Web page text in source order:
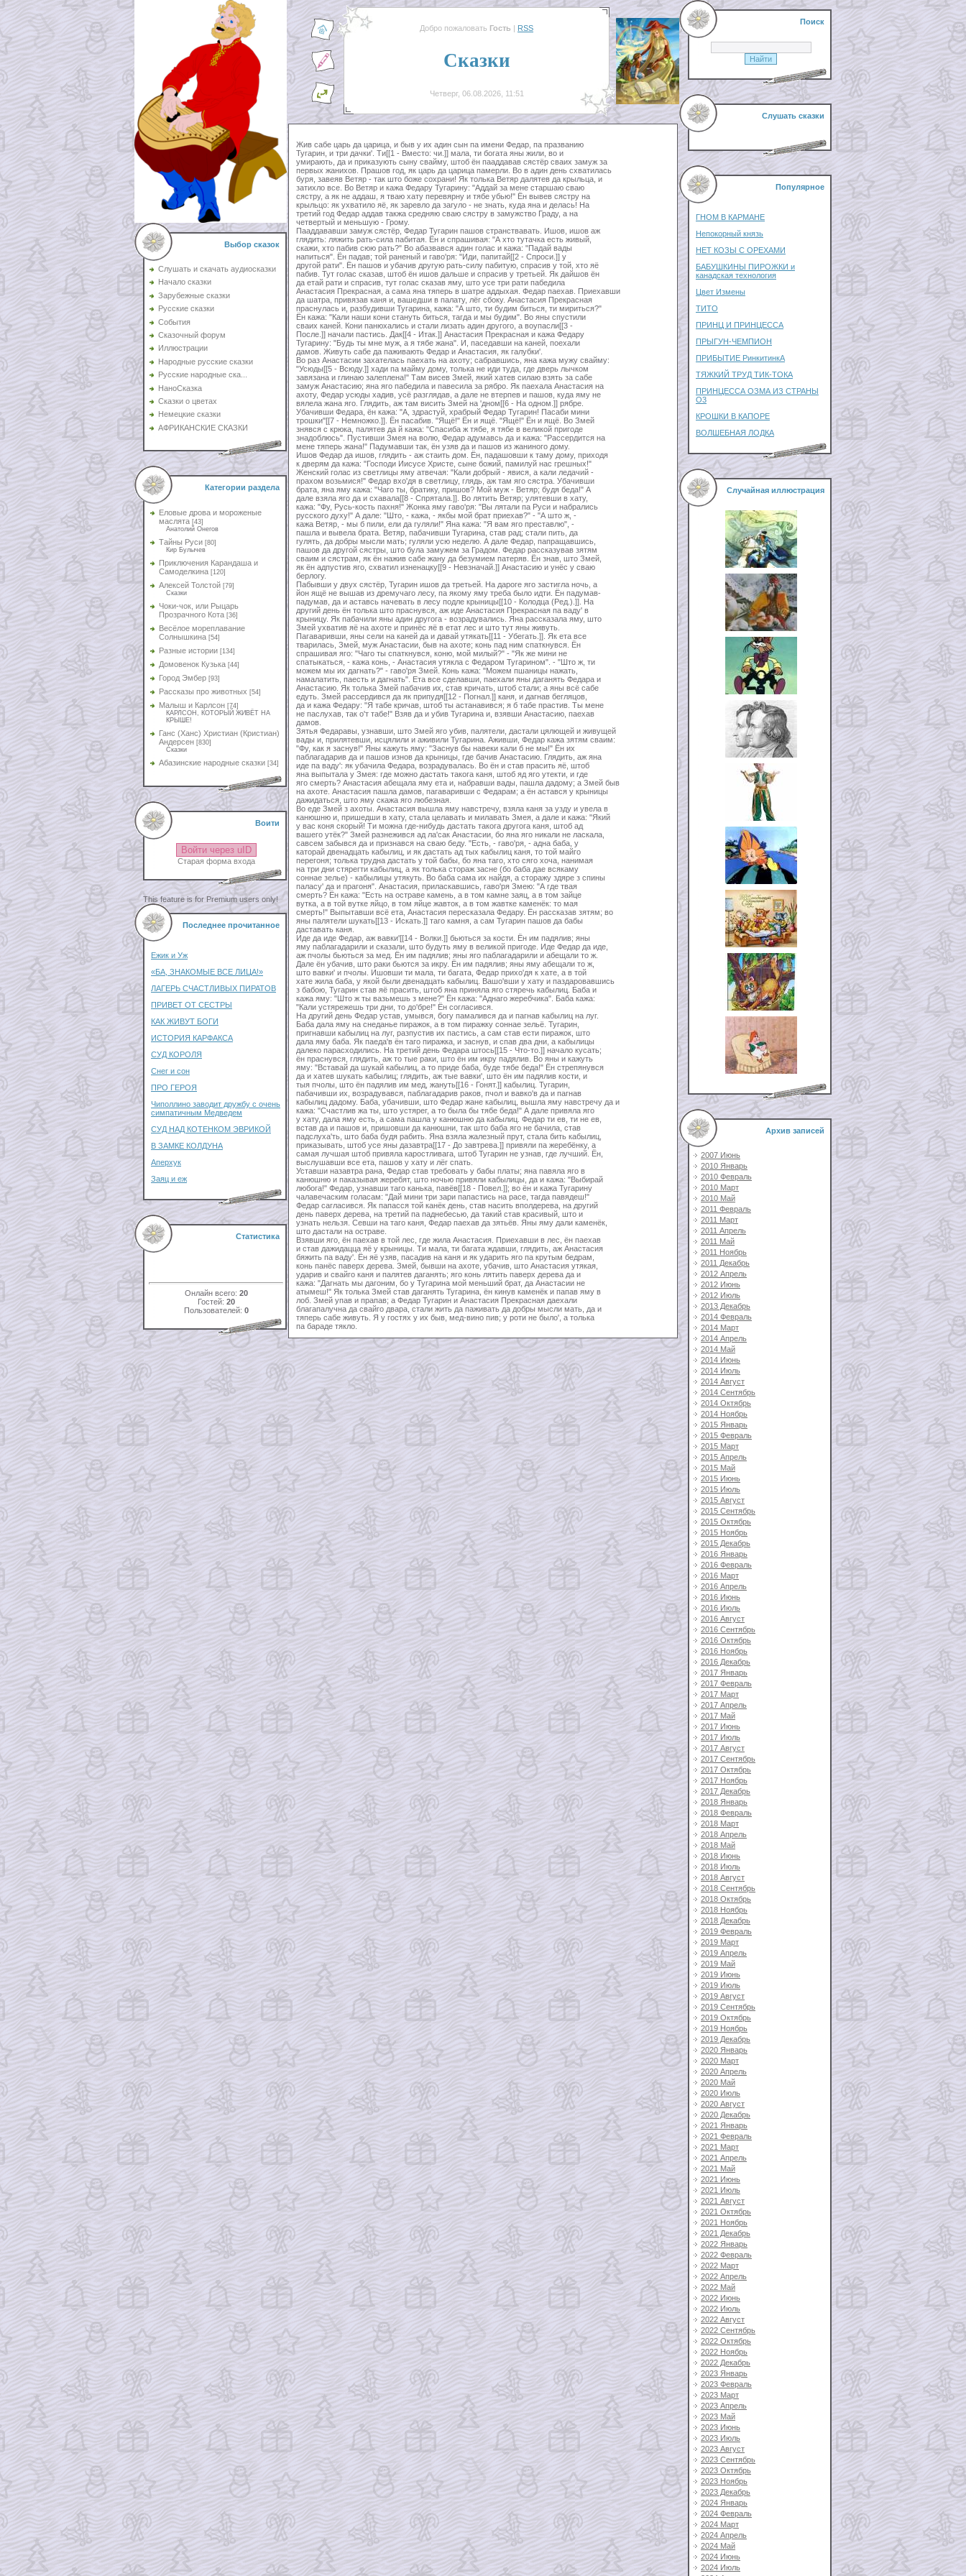
Выбор сказок
Слушать и скачать аудиосказки
Начало сказки
Зарубежные сказки
Русские сказки
События
Сказочный форум
Иллюстрации
Народные русские сказки
Русские народные ска...
НаноСказка
Сказки о цветах
Немецкие сказки
АФРИКАНСКИЕ СКАЗКИ
Категории раздела
Еловые дрова и мороженые
маслята [43]
Анатолий Онегов
Тайны Руси [80]
Кир Булычев
Приключения Карандаша и
Самоделкина [120]
Алексей Толстой [79]
Сказки
Чоки-чок, или Рыцарь
Прозрачного Кота [36]
Весёлое мореплавание
Солнышкина [54]
Разные истории [134]
Домовенок Кузька [44]
Город Эмбер [93]
Рассказы про животных [54]
Малыш и Карлсон [74]
КАРЛСОН, КОТОРЫЙ ЖИВЁТ НА
КРЫШЕ!
Ганс (Ханс) Христиан (Кристиан)
Андерсен [830]
Сказки
Абазинские народные сказки [34]
Воити
Войти через uID
Старая форма входа
This feature is for Premium users only!
Последнее прочитанное
Ежик и Уж
«БА, ЗНАКОМЫЕ ВСЕ ЛИЦА!»
ЛАГЕРЬ СЧАСТЛИВЫХ ПИРАТОВ
ПРИВЕТ ОТ СЕСТРЫ
КАК ЖИВУТ БОГИ
ИСТОРИЯ КАРФАКСА
СУД КОРОЛЯ
Снег и сон
ПРО ГЕРОЯ
Чиполлино заводит дружбу с очень
симпатичным Медведем
СУД НАД КОТЕНКОМ ЭВРИКОЙ
В ЗАМКЕ КОЛДУНА
Аперхук
Заяц и еж
Статистика
Онлайн всего: 20
Гостей: 20
Пользователей: 0
Добро пожаловать Гость | RSS
Сказки
Четверг, 06.08.2026, 11:51
Жив сабе царь да царица, и быв у их адин сын па имени Федар, па празванию
Тугарин, и три дачки'. Ти[[1 - Вместо: чи.]] мала, ти богата яны жили, во и
умирають, да и приказують сыну свайму, штоб ён пааддавав сястёр сваих замуж за
первых жанихов. Прашов год, як царь да царица памерли. Во в адин день схватилась
буря, завеяв Ветяр - так што боже сохрани! Як толька Ветяр далятев да крыльца, и
затихло все. Во Ветяр и кажа Федару Тугарину: "Аддай за мене старшаю сваю
сястру, а як не аддаш, я тваю хату перевярну и тябе убью!" Ён вывев сястру на
крыльцо: як ухватило яё, як заревло да загуло - не знать, куда яна и делась! На
третий год Федар аддав такжа средняю сваю сястру в замужство Граду, а на
четвертый и меньшую - Грому.
Пааддававши замуж сястёр, Федар Тугарин пашов странствавать. Ишов, ишов аж
глядить: ляжить рать-сила пабитая. Ён и спрашивая: "А хто тутачка есть живый,
скажи, хто пабив сюю рать?" Во абазвався адин голас и кажа: "Падай вады
напиться". Ён падав; той раненый и гаво'ря: "Иди, папитай[[2 - Спроси.]] у
другой рати". Ён пашов и убачив другую рать-силу пабитую, спрасив у той, хто яё
пабив. Тут голас сказав, штоб ён ишов дальше и спрасив у третьей. Як дайшов ён
да етай рати и спрасив, тут голас сказав яму, што усе три рати пабедила
Анастасия Прекрасная, а сама яна тяперь в шатре аддыхая. Федар паехав. Приехавши
да шатра, привязав каня и, вашедши в палату, лёг сбоку. Анастасия Прекрасная
праснулась и, разбудивши Тугарина, кажа: "А што, ти будим биться, ти мириться?"
Ён кажа: "Кали наши кони стануть биться, тагда и мы будим". Во яны спустили
сваих каней. Кони панюхались и стали лизать адин другого, а воупасли[[3 -
После.]] начали пастись. Дак[[4 - Итак.]] Анастасия Прекрасная и кажа Федару
Тугарину: "Будь ты мне муж, а я тябе жана". И, паседавши на каней, поехали
дамов. Живуть сабе да паживають Федар и Анастасия, як галубки'.
Во раз Анастасии захателась паехать на ахоту; сабравшись, яна кажа мужу свайму:
"Усюды[[5 - Всюду.]] хади па майму дому, толька не иди туда, где дверь лычком
завязана и глинаю залеплена!" Там висев Змей, який хатев силаю взять за сабе
замуж Анастасию; яна яго пабедила и павесила за рябро. Як паехала Анастасия на
ахоту, Федар усюды хадив, усё разглядав, а дале не втерпев и пашов, куда яму не
вялела жана яго. Глядить, аж там висить Змей на 'дном[[6 - На одном.]] рябре.
Убачивши Федара, ён кажа: "А, здрастуй, храбрый Федар Тугарин! Пасаби мини
трошки"[[7 - Немножко.]]. Ён пасабив. "Ящё!" Ён и ящё. "Ящё!" Ён и ящё. Во Змей
знявся с крюка, палятев да й кажа: "Спасиба ж тябе, я тябе в великой пригоде
знадоблюсь". Пустивши Змея на волю, Федар адумавсь да и кажа: "Рассердится на
мене тяперь жана!" Падумавши так, ён узяв да и пашов из жаниного дому.
Ишов Федар да ишов, глядить - аж стаить дом. Ён, падашовши к таму дому, приходя
к дверям да кажа: "Господи Иисусе Христе, сыне божий, памилуй нас грешных!"
Женский голас из светлицы яму атвечая: "Кали добрый - явися, а кали ледачий -
прахом возьмися!" Федар вхо'дя в светлицу, глядь, аж там яго сястра. Убачивши
брата, яна яму кажа: "Чаго ты, братику, пришов? Мой муж - Ветяр; будя беда!" А
дале взяла яго да и схавала[[8 - Спрятала.]]. Во лятить Ветяр; улятевши в хату,
кажа: "Фу, Русь-кость пахня!" Жонка яму гаво'ря: "Вы лятали па Руси и набрались
русского духу!" А дале: "Што, - кажа, - якбы мой брат приехав?" - "А што ж, -
кажа Ветяр, - мы б пили, ели да гуляли!" Яна кажа: "Я вам яго преставлю", -
пашла и вывела брата. Ветяр, пабачивши Тугарина, став рад; стали пить, да
гулять, да добры мысли мать; гуляли усю неделю. А дале Федар, папращавшись,
пашов да другой сястры, што була замужем за Градом. Федар рассказував зятям
сваим и сястрам, як ён нажив сабе жану да безумием патеряв. Ён знав, што Змей,
як ён адпустив яго, схватил изненацку[[9 - Невзначай.]] Анастасию и унёс у сваю
берлогу.
Пабывши у двух сястёр, Тугарин ишов да третьей. На дароге яго застигла ночь, а
йон ящё не вышав из дремучаго лесу, па якому яму треба было идти. Ён падумав-
падумав, да и аставсь начевать в лесу подле крыницы[[10 - Колодца (Ред.).]]. На
другий день ён толька што праснувся, аж иде Анастасия Прекрасная па ваду' в
крыницу. Як пабачили яны адин другога - возрадувались. Яна рассказала яму, што
Змей ухватив яё на ахоте и принёс яё в етат лес и што тут яны живуть.
Пагаваривши, яны сели на каней да и давай утякать[[11 - Убегать.]]. Як ета все
тварилась, Змей, муж Анастасии, быв на ахоте; конь пад ним спаткнувся. Ён
спрашивая яго: "Чаго ты спаткнувся, коню, мой милый?" - "Як же мини не
спатыкаться, - кажа конь, - Анастасия утякла с Федаром Тугарином". - "Што ж, ти
можем мы их дагнать?" - гаво'ря Змей. Конь кажа: "Можем пшаницы нажать,
намалатить, паесть и дагнать". Ета все сделавши, паехали яны даганять Федара и
Анастасию. Як толька Змей пабачив их, став кричать, штоб стали; а яны всё сабе
едуть. Змей рассердився да як припудя[[12 - Погнал.]] каня, и дагнав бегляцов,
да и кажа Федару: "Я табе кричав, штоб ты астанавився; я б табе прастив. Ты мене
не паслухав, так о'т табе!" Взяв да и убив Тугарина и, взявши Анастасию, паехав
дамов.
Зятья Федаравы, узнавши, што Змей яго убив, палятели, дастали цялющей и живущей
вады и, прилятевши, исцялили и аживили Тугарина. Аживши, Федар кажа зятям сваим:
"Фу, как я заснув!" Яны кажуть яму: "Заснув бы навеки кали б не мы!" Ён их
паблагадарив да и пашов изнов да крыницы, где бачив Анастасию. Глядить, аж яна
иде па ваду': як убачила Федара, возрадувалась. Во ён и став прасить яё, штоб
яна выпытала у Змея: где можно дастать такога каня, штоб яд яго утекти, и где
яго смерть? Анастасия абещала яму ета и, набравши вады, пашла дадому; а Змей быв
на ахоте. Анастасия пашла дамов, пагаваривши с Федарам; а ён астався у крыницы
дажидаться, што яму скажа яго любезная.
Во еде Змей з ахоты. Анастасия вышла яму навстречу, взяла каня за узду и увела в
канюшню и, пришедши в хату, стала целавать и милавать Змея, а дале и кажа: "Який
у вас коня скорый! Ти можна где-нибудь дастать такога другога каня, штоб ад
вашего утёк?" Змей разнежився ад ла'сак Анастасии, бо яна яго никали не ласкала,
савсем забывся да и признався на сваю беду. "Есть, - гаво'ря, - адна баба, у
каторай двенадцать кабылиц, и як дастать ад тых кабылиц каня, то той майго
перегоня; толька трудна дастать у той бабы, бо яна таго, хто сяго хоча, нанимая
на три дни стярегти кабылиц, а як толька стораж засне (бо баба дае всякаму
соннае зелье) - кабылицы утякуть. Во баба сама их найдя, а сторажу здяре з спины
паласу' да и прагоня". Анастасия, приласкавшись, гаво'ря Змею: "А где твая
смерть? Ён кажа: "Есть на остраве камень, а в том камне заяц, а в том зайце
вутка, а в той вутке яйцо, в том яйце жавток, а в том жавтке каменёк: то мая
смерть!" Выпытавши всё ета, Анастасия пересказала Федару. Ён рассказав зятям; во
яны палятели шукать[[13 - Искать.]] таго камня, а сам Тугарин пашов да бабы
даставать каня.
Иде да иде Федар, аж вавки'[[14 - Волки.]] бьються за кости. Ён им падялив; яны
яму паблагадарили и сказали, што будуть яму в великой пригоде. Иде Федар да иде,
аж пчолы бьються за мед. Ён им падялив; яны яго паблагадарили и абещали то ж.
Дале ён убачив, што раки бьются за икру. Ён им падялив; яны яму абещали то ж,
што вавки' и пчолы. Ишовши ти мала, ти багата, Федар прихо'дя к хате, а в той
хате жила баба, у якой были двенадцать кабылиц. Вашо'вши у хату и паздаровавшись
з бабою, Тугарин став яё прасить, штоб яна приняла яго стяречь кабылиц. Баба и
кажа яму: "Што ж ты вазьмешь з мене?" Ён кажа: "Аднаго жеребчика". Баба кажа:
"Кали устярежешь три дни, то до'бре!" Ён согласився.
На другий день Федар устав, умывся, богу памалився да и пагнав кабылиц на луг.
Баба дала яму на снеданье пиражок, а в том пиражку соннае зельё. Тугарин,
пригнавши кабылиц на луг, разпустив их пастись, а сам став ести пиражок, што
дала яму баба. Як паеда'в ён таго пиражка, и заснув, и спав два дни, а кабылицы
далеко парасходились. На третий день Федара штось[[15 - Что-то.]] начало кусать;
ён праснувся, глядить, аж то тые раки, што ён им икру падялив. Во яны и кажуть
яму: "Вставай да шукай кабылиц, а то приде баба, буде тябе беда!" Ён стрепянувся
да и хатев шукать кабылиц; глядить, аж тые вавки', што ён им падялив кости, и
тыя пчолы, што ён падялив им мед, жануть[[16 - Гонят.]] кабылиц. Тугарин,
пабачивши их, возрадувався, паблагадарив раков, пчол и вавко'в да и пагнав
кабылиц дадому. Баба, убачивши, што Федар жане кабылиц, вышла яму навстречу да и
кажа: "Счастлив жа ты, што устярег, а то была бы тябе беда!" А дале привяла яго
у хату, дала яму есть, а сама пашла у канюшню да кабылиц. Федар ти ев, ти не ев,
встав да и пашов и, пришовши да канюшни, так што баба яго не бачила, став
падслуха'ть, што баба будя рабить. Яна взяла жалезный прут, стала бить кабылиц,
приказывать, штоб усе яны дазавтра[[17 - До завтрева.]] привяли па жеребёнку, а
самая лучшая штоб привяла каростливага, штоб Тугарин не узнав, где лучший. Ён,
выслушавши все ета, пашов у хату и лёг спать.
Уставши назавтра рана, Федар став требовать у бабы платы; яна павяла яго в
канюшню и паказывая жеребят, што ночью привяли кабылицы, да и кажа: "Выбирай
любога!" Федар, узнавши таго канька, павёв[[18 - Повел.]]; во ён и кажа Тугарину
чалавечаским голасам: "Дай мини три зари папастись на расе, тагда павядеш!"
Федар сагласився. Як папасся той канёк день, став насить вполдерева, на другий
день паверх дерева, на третий па паднебесью, да такий став красивый, што и
узнать нельзя. Севши на таго каня, Федар паехав да зятьёв. Яны яму дали каменёк,
што дастали на остраве.
Взявши яго, ён паехав в той лес, где жила Анастасия. Приехавши в лес, ён паехав
и став дажидацца яё у крыницы. Ти мала, ти багата ждавши, глядить, аж Анастасия
бяжить па ваду'. Ён яё узяв, пасадив на каня и як ударить яго па крутым бедрам,
конь панёс паверх дерева. Змей, бывши на ахоте, убачив, што Анастасия утякая,
ударив и свайго каня и палятев даганять; яго конь лятить паверх дерева да и
кажа: "Дагнать мы дагоним, бо у Тугарина мой меньший брат, да Анастасии не
атымеш!" Як толька Змей став даганять Тугарина, ён кинув каменёк и папав яму в
лоб. Змей упав и прапав; а Федар Тугарин и Анастасия Прекрасная даехали
благапалучна да свайго двара, стали жить да паживать да добры мысли мать, да и
тяперь сабе живуть. Я у гостях у их быв, мед-вино пив; у роти не было', а толька
па бараде тякло.
Поиск
Слушать сказки
Популярное
ГНОМ В КАРМАНЕ
Непокорный князь
НЕТ КОЗЫ С ОРЕХАМИ
БАБУШКИНЫ ПИРОЖКИ и
канадская технология
Цвет Измены
ТИТО
ПРИНЦ И ПРИНЦЕССА
ПРЫГУН-ЧЕМПИОН
ПРИБЫТИЕ РинкитинкА
ТЯЖКИЙ ТРУД ТИК-ТОКА
ПРИНЦЕССА ОЗМА ИЗ СТРАНЫ
О3
КРОШКИ В КАПОРЕ
ВОЛШЕБНАЯ ЛОДКА
Случайная иллюстрация
Архив записей
2007 Июнь
2010 Январь
2010 Февраль
2010 Март
2010 Май
2011 Февраль
2011 Март
2011 Апрель
2011 Май
2011 Ноябрь
2011 Декабрь
2012 Апрель
2012 Июнь
2012 Июль
2013 Декабрь
2014 Февраль
2014 Март
2014 Апрель
2014 Май
2014 Июнь
2014 Июль
2014 Август
2014 Сентябрь
2014 Октябрь
2014 Ноябрь
2015 Январь
2015 Февраль
2015 Март
2015 Апрель
2015 Май
2015 Июнь
2015 Июль
2015 Август
2015 Сентябрь
2015 Октябрь
2015 Ноябрь
2015 Декабрь
2016 Январь
2016 Февраль
2016 Март
2016 Апрель
2016 Июнь
2016 Июль
2016 Август
2016 Сентябрь
2016 Октябрь
2016 Ноябрь
2016 Декабрь
2017 Январь
2017 Февраль
2017 Март
2017 Апрель
2017 Май
2017 Июнь
2017 Июль
2017 Август
2017 Сентябрь
2017 Октябрь
2017 Ноябрь
2017 Декабрь
2018 Январь
2018 Февраль
2018 Март
2018 Апрель
2018 Май
2018 Июнь
2018 Июль
2018 Август
2018 Сентябрь
2018 Октябрь
2018 Ноябрь
2018 Декабрь
2019 Февраль
2019 Март
2019 Апрель
2019 Май
2019 Июнь
2019 Июль
2019 Август
2019 Сентябрь
2019 Октябрь
2019 Ноябрь
2019 Декабрь
2020 Январь
2020 Март
2020 Апрель
2020 Май
2020 Июль
2020 Август
2020 Декабрь
2021 Январь
2021 Февраль
2021 Март
2021 Апрель
2021 Май
2021 Июнь
2021 Июль
2021 Август
2021 Октябрь
2021 Ноябрь
2021 Декабрь
2022 Январь
2022 Февраль
2022 Март
2022 Апрель
2022 Май
2022 Июнь
2022 Июль
2022 Август
2022 Сентябрь
2022 Октябрь
2022 Ноябрь
2022 Декабрь
2023 Январь
2023 Февраль
2023 Март
2023 Апрель
2023 Май
2023 Июнь
2023 Июль
2023 Август
2023 Сентябрь
2023 Октябрь
2023 Ноябрь
2023 Декабрь
2024 Январь
2024 Февраль
2024 Март
2024 Апрель
2024 Май
2024 Июнь
2024 Июль